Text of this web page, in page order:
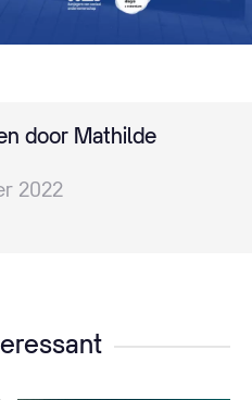
door Mathilde
2022